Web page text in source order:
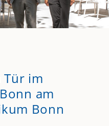
Tür im
am
Bonn